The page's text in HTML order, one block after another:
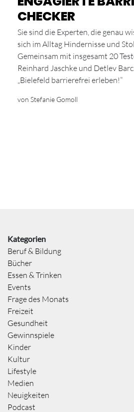
CHECKER
Sie sind die Experten, die genau
sich im Alltag Hindernisse und
Gemeinsam mit insgesamt 20
Reinhard Jaschke und Detlev
„Bielefeld barrierefrei erleben!”
von Stefanie Gomoll
Kategorien
Beruf & Bildung
Bücher
Essen & Trinken
Events
Frage des Monats
Freizeit
Gesundheit
Gewinnspiele
Kinder
Kultur
Lifestyle
Medien
Neuigkeiten
Podcast